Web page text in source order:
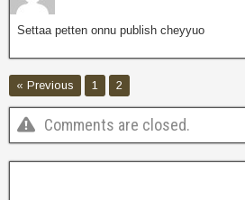
Settaa petten onnu publish cheyyuo
« Previous 1 2
Comments are closed.